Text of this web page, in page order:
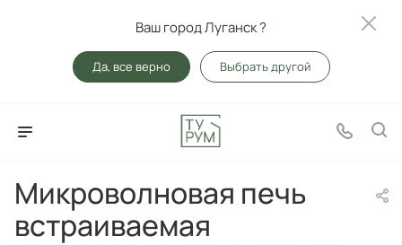
Ваш город Луганск ?
Да, все верно Выбрать другой
Микроволновая печь
встраиваемая